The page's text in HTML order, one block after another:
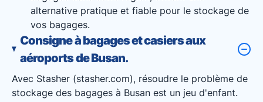
alternative pratique et fiable pour le stockage de
vos bagages.
Consigne à bagages et casiers aux
aéroports de Busan.
Avec Stasher (stasher.com), résoudre le problème de
stockage des bagages à Busan est un jeu d'enfant.